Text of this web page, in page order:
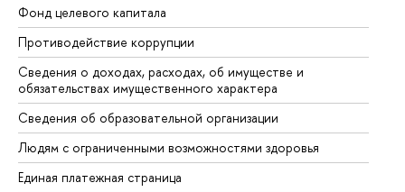
Фонд целевого капитала
Противодействие коррупции
Сведения о доходах, расходах, об имуществе и
обязательствах имущественного характера
Сведения об образовательной организации
Людям с ограниченными возможностями здоровья
Единая платежная страница